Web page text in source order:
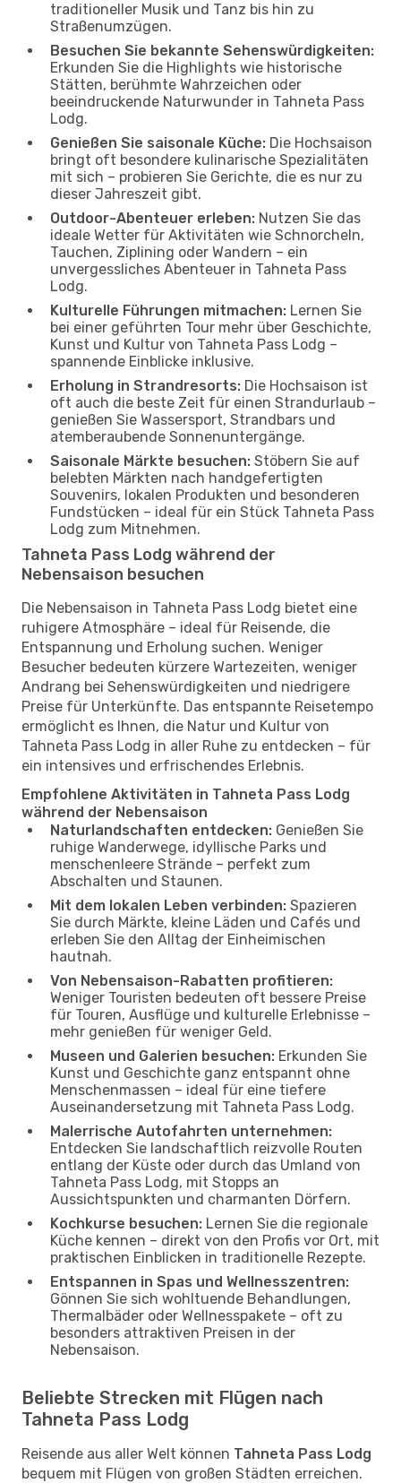
traditioneller Musik und Tanz bis hin zu
Straßenumzügen.
Besuchen Sie bekannte Sehenswürdigkeiten:
Erkunden Sie die Highlights wie historische
Stätten, berühmte Wahrzeichen oder
beeindruckende Naturwunder in Tahneta Pass
Lodg.
Genießen Sie saisonale Küche: Die Hochsaison
bringt oft besondere kulinarische Spezialitäten
mit sich – probieren Sie Gerichte, die es nur zu
dieser Jahreszeit gibt.
Outdoor-Abenteuer erleben: Nutzen Sie das
ideale Wetter für Aktivitäten wie Schnorcheln,
Tauchen, Ziplining oder Wandern – ein
unvergessliches Abenteuer in Tahneta Pass
Lodg.
Kulturelle Führungen mitmachen: Lernen Sie
bei einer geführten Tour mehr über Geschichte,
Kunst und Kultur von Tahneta Pass Lodg –
spannende Einblicke inklusive.
Erholung in Strandresorts: Die Hochsaison ist
oft auch die beste Zeit für einen Strandurlaub –
genießen Sie Wassersport, Strandbars und
atemberaubende Sonnenuntergänge.
Saisonale Märkte besuchen: Stöbern Sie auf
belebten Märkten nach handgefertigten
Souvenirs, lokalen Produkten und besonderen
Fundstücken – ideal für ein Stück Tahneta Pass
Lodg zum Mitnehmen.
Tahneta Pass Lodg während der
Nebensaison besuchen
Die Nebensaison in Tahneta Pass Lodg bietet eine
ruhigere Atmosphäre – ideal für Reisende, die
Entspannung und Erholung suchen. Weniger
Besucher bedeuten kürzere Wartezeiten, weniger
Andrang bei Sehenswürdigkeiten und niedrigere
Preise für Unterkünfte. Das entspannte Reisetempo
ermöglicht es Ihnen, die Natur und Kultur von
Tahneta Pass Lodg in aller Ruhe zu entdecken – für
ein intensives und erfrischendes Erlebnis.
Empfohlene Aktivitäten in Tahneta Pass Lodg
während der Nebensaison
Naturlandschaften entdecken: Genießen Sie
ruhige Wanderwege, idyllische Parks und
menschenleere Strände – perfekt zum
Abschalten und Staunen.
Mit dem lokalen Leben verbinden: Spazieren
Sie durch Märkte, kleine Läden und Cafés und
erleben Sie den Alltag der Einheimischen
hautnah.
Von Nebensaison-Rabatten profitieren:
Weniger Touristen bedeuten oft bessere Preise
für Touren, Ausflüge und kulturelle Erlebnisse –
mehr genießen für weniger Geld.
Museen und Galerien besuchen: Erkunden Sie
Kunst und Geschichte ganz entspannt ohne
Menschenmassen – ideal für eine tiefere
Auseinandersetzung mit Tahneta Pass Lodg.
Malerrische Autofahrten unternehmen:
Entdecken Sie landschaftlich reizvolle Routen
entlang der Küste oder durch das Umland von
Tahneta Pass Lodg, mit Stopps an
Aussichtspunkten und charmanten Dörfern.
Kochkurse besuchen: Lernen Sie die regionale
Küche kennen – direkt von den Profis vor Ort, mit
praktischen Einblicken in traditionelle Rezepte.
Entspannen in Spas und Wellnesszentren:
Gönnen Sie sich wohltuende Behandlungen,
Thermalbäder oder Wellnesspakete – oft zu
besonders attraktiven Preisen in der
Nebensaison.
Beliebte Strecken mit Flügen nach
Tahneta Pass Lodg
Reisende aus aller Welt können Tahneta Pass Lodg
bequem mit Flügen von großen Städten erreichen.